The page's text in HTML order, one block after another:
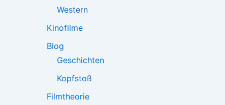
Western
Kinofilme
Blog
Geschichten
Kopfstoß
Filmtheorie